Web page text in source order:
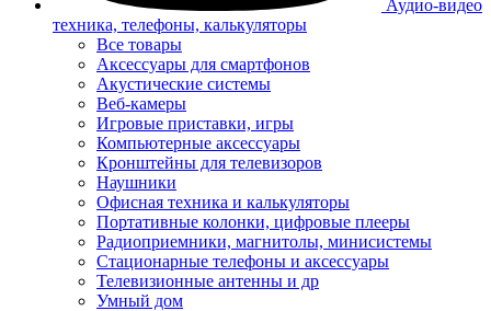
Аудио-видео
техника, телефоны, калькуляторы
Все товары
Аксессуары для смартфонов
Акустические системы
Веб-камеры
Игровые приставки, игры
Компьютерные аксессуары
Кронштейны для телевизоров
Наушники
Офисная техника и калькуляторы
Портативные колонки, цифровые плееры
Радиоприемники, магнитолы, минисистемы
Стационарные телефоны и аксессуары
Телевизионные антенны и др
Умный дом